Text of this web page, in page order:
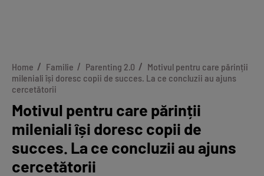
Home Familie Parenting 2.0
Motivul pentru care părinții
mileniali își doresc copii de succes. La ce concluzii au ajuns
cercetătorii
Motivul pentru care părinții
mileniali își doresc copii de
succes. La ce concluzii au ajuns
cercetătorii